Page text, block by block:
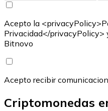
Acepto la
Privacidad</
Bitnovo
Acepto recibir
Criptomonedas